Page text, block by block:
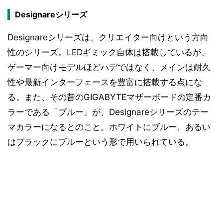
Designareシリーズ
Designareシリーズは、クリエイター向けという方向
性のシリーズ。LEDギミック自体は搭載しているが、
ゲーマー向けモデルほどハデではなく、メインは耐久
性や最新インターフェースを豊富に搭載する点にな
る。また、その昔のGIGABYTEマザーボードの定番カ
ラーである「ブルー」が、Designareシリーズのテー
マカラーになるとのこと。ホワイトにブルー、あるい
はブラックにブルーという形で用いられている。